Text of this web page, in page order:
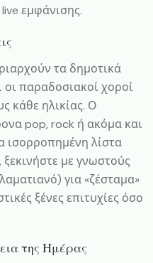
εμφάνισης.
τα δημοτικά
οι παραδοσιακοί χοροί
κάθε ηλικίας. Ο
pop, rock ή ακόμα και
ισορροπημένη λίστα
με γνωστούς
για «ζέσταμα»
ξένες επιτυχίες όσο
της Ημέρας